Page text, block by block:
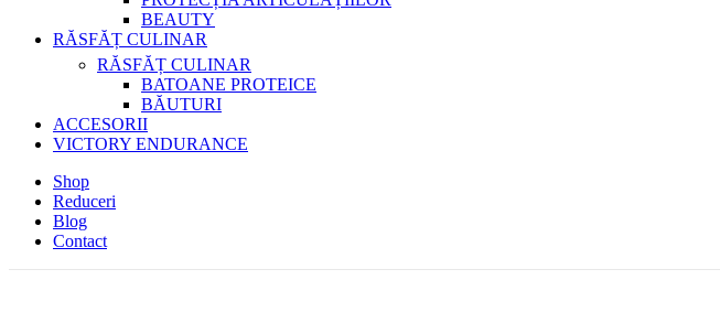
BEAUTY
RĂSFĂȚ CULINAR
RĂSFĂȚ CULINAR
BATOANE PROTEICE
BĂUTURI
ACCESORII
VICTORY ENDURANCE
Shop
Reduceri
Blog
Contact